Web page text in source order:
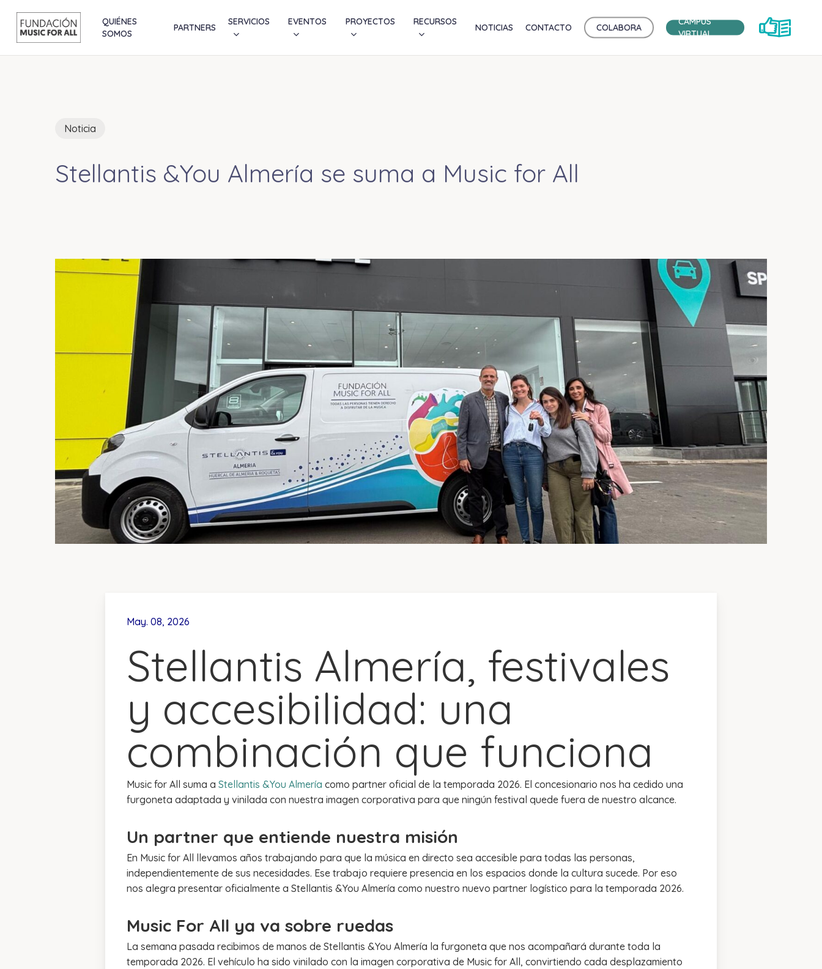
main
content
QUIÉNES
SOMOS
PARTNERS
SERVICIOS EVENTOS PROYECTOS RECURSOS
NOTICIAS CONTACTO COLABORA
CAMPUS
VIRTUAL
Noticia
Stellantis &You Almería se suma a Music for All
May. 08, 2026
Stellantis Almería, festivales
y accesibilidad: una
combinación que funciona
Music for All suma aStellantis &You Almería como partner oficial de la temporada 2026. El concesionario nos ha cedido una
furgoneta adaptada y vinilada con nuestra imagen corporativa para que ningún festival quede fuera de nuestro alcance.
Un partner que entiende nuestra misión
En Music for All llevamos años trabajando para que la música en directo sea accesible para todas las personas,
independientemente de sus necesidades. Ese trabajo requiere presencia en los espacios donde la cultura sucede. Por eso
nos alegra presentar oficialmente a Stellantis &You Almería como nuestro nuevo partner logístico para la temporada 2026.
Music For All ya va sobre ruedas
La semana pasada recibimos de manos de Stellantis &You Almería la furgoneta que nos acompañará durante toda la
temporada 2026. El vehículo ha sido vinilado con la imagen corporativa de Music for All, convirtiendo cada desplazamiento